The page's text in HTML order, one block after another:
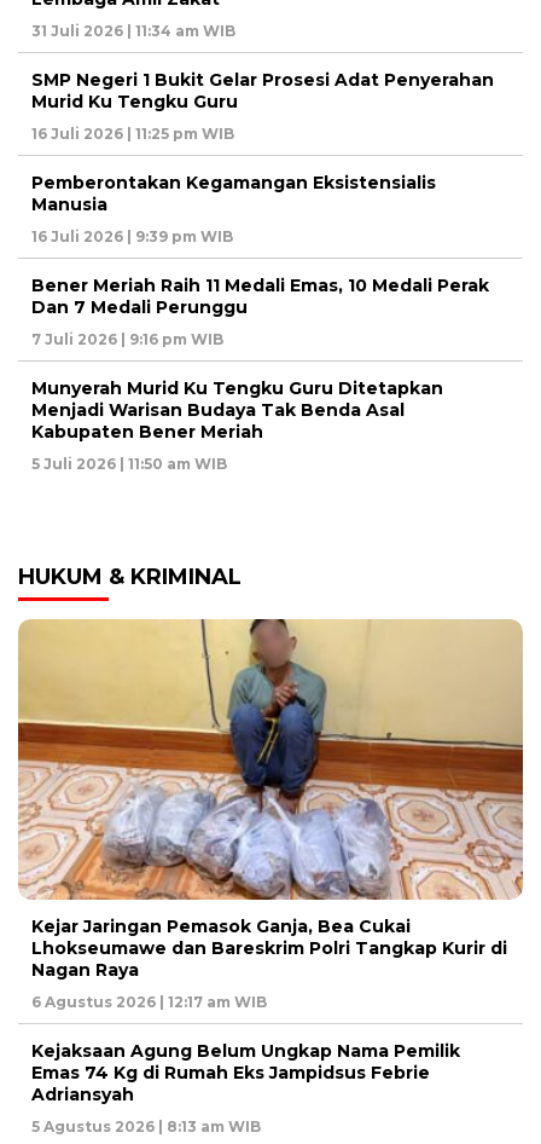
31 Juli 2026 | 11:34 am WIB
SMP Negeri 1 Bukit Gelar Prosesi Adat Penyerahan
Murid Ku Tengku Guru
16 Juli 2026 | 11:25 pm WIB
Pemberontakan Kegamangan Eksistensialis
Manusia
16 Juli 2026 | 9:39 pm WIB
Bener Meriah Raih 11 Medali Emas, 10 Medali Perak
Dan 7 Medali Perunggu
7 Juli 2026 | 9:16 pm WIB
Munyerah Murid Ku Tengku Guru Ditetapkan
Menjadi Warisan Budaya Tak Benda Asal
Kabupaten Bener Meriah
5 Juli 2026 | 11:50 am WIB
HUKUM & KRIMINAL
Kejar Jaringan Pemasok Ganja, Bea Cukai
Lhokseumawe dan Bareskrim Polri Tangkap Kurir di
Nagan Raya
6 Agustus 2026 | 12:17 am WIB
Kejaksaan Agung Belum Ungkap Nama Pemilik
Emas 74 Kg di Rumah Eks Jampidsus Febrie
Adriansyah
5 Agustus 2026 | 8:13 am WIB